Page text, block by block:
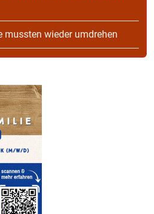
mussten wieder umdrehen